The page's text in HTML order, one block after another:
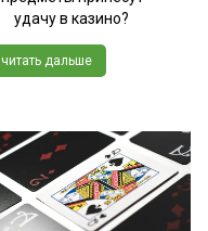
удачу в казино?
читать дальше